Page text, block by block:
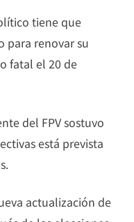
tiene que
para renovar su
fatal el 20 de
del FPV sostuvo
está prevista
actualización de